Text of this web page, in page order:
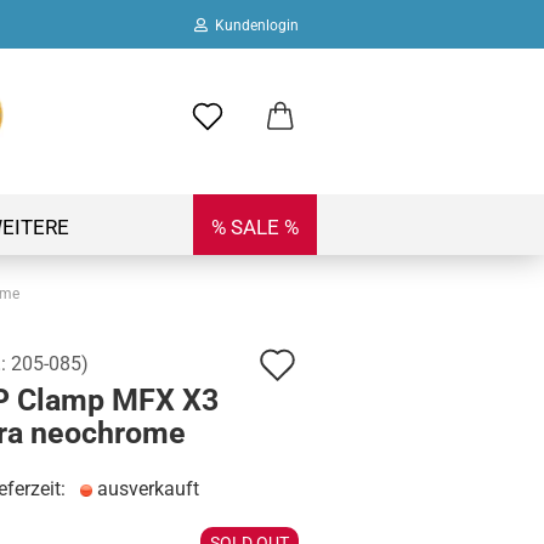
Kundenlogin
erstellen
vergessen?
% SALE %
205-085)
Clamp MFX X3
neochrome
ausverkauft